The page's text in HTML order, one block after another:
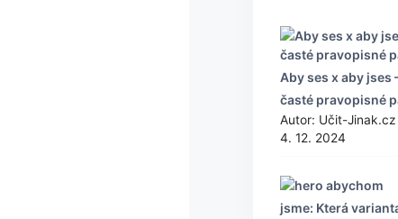
Aby ses x aby jses
časté pravopisné
Autor: Učit-Jinak.cz
4. 12. 2024
jsme: Která